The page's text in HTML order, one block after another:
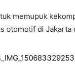
memupuk
otomotif di Jakarta